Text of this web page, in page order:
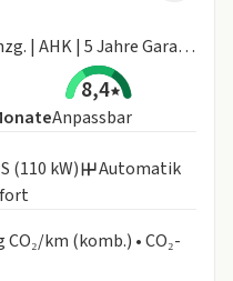
Beach Camper 2.0 TDI | Standhzg. | AHK | 5 Jahre Garantie (Düsseldorf)
8,4
Anpassbar
(110 kW)
Automatik
km (komb.) • CO₂-